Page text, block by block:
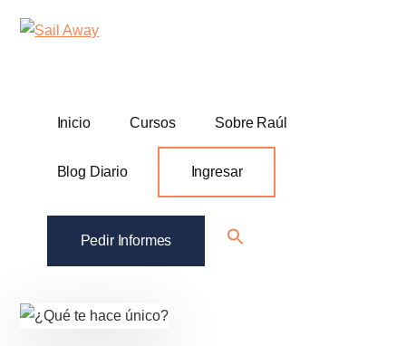
Additional
menu
Sail
Academia
Inicio
Cursos Sobre Raúl
Blog Diario Ingresar
Pedir Informes
Search